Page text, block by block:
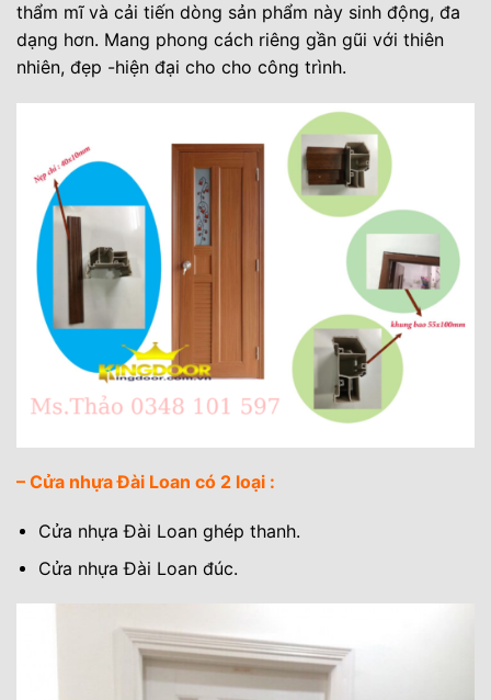
thẩm mĩ và cải tiến dòng sản phẩm này sinh động, đa
dạng hơn. Mang phong cách riêng gần gũi với thiên
nhiên, đẹp -hiện đại cho cho công trình.
– Cửa nhựa Đài Loan có 2 loại :
Cửa nhựa Đài Loan ghép thanh.
Cửa nhựa Đài Loan đúc.